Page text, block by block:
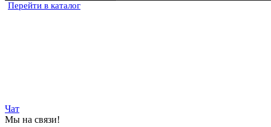
Перейти в каталог
Чат
Мы на связи!